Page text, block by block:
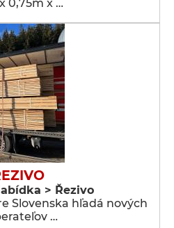
x 0,75m x …
> Řezivo
Slovenska hľadá nových
…